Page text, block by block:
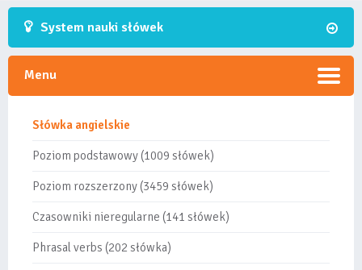
System nauki słówek
Menu
Słówka angielskie
Poziom podstawowy (1009 słówek)
Poziom rozszerzony (3459 słówek)
Czasowniki nieregularne (141 słówek)
Phrasal verbs (202 słówka)